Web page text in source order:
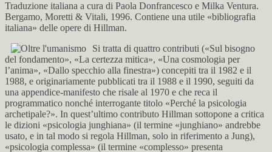
Traduzione italiana a cura di Paola Donfrancesco e Milka Ventura.
Bergamo, Moretti & Vitali, 1996. Contiene una utile «bibliografia
italiana» delle opere di Hillman.
Si tratta di quattro contributi («Sul bisogno
del fondamento», «La certezza mitica», «Una cosmologia per
l’anima», «Dallo specchio alla finestra») concepiti tra il 1982 e il
1988, e originariamente pubblicati tra il 1988 e il 1990, seguiti da
una appendice-manifesto che risale al 1970 e che reca il
programmatico nonché interrogante titolo «Perché la psicologia
archetipale?». In quest’ultimo contributo Hillman sottopone a critica
le dizioni «psicologia junghiana» (il termine «junghiano» andrebbe
usato, e in tal modo si regola Hillman, solo in riferimento a Jung),
«psicologia complessa» (il termine «complesso» presenta